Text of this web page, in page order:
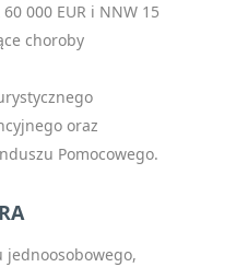
000 EUR i NNW 15
choroby
oraz
Pomocowego.
jednoosobowego,